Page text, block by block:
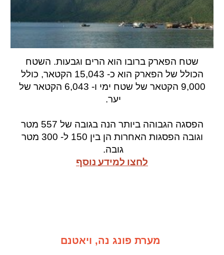
שטח הפארק ברובו הוא הרים וגבעות. השטח
הכולל של הפארק הוא כ- 15,043 הקטאר, כולל
9,000 הקטאר של שטח ימי ו- 6,043 הקטאר של
יער.
הפסגה הגבוהה ביותר הנה בגובה של 557 מטר
וגובה הפסגות האחרות הן בין 150 ל- 300 מטר
גובה.
לחצו למידע נוסף